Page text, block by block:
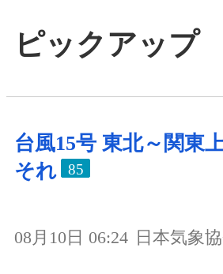
ピックアップ
台風15号 東北～関東
それ
85
08月10日 06:24 日本気象